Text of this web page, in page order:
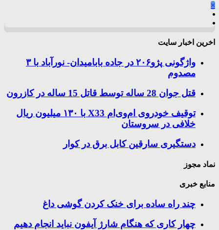
×
اخرین اخبار سایت
واژگونی پژو۲۰۶ در جاده بابامیدان- نورآباد با ۳
مصدوم
قتل جوان 28 ساله توسط قاتل 15 ساله در کازرون
توقیف خودروی ام‌وی‌ام X33 با ۱۳۰ میلیون ریال
خلافی در سروستان
دستگیری سارقین کابل برق در کوار
نماد مجوز
منابع خبری
چند راه‌ ساده برای خنک کردن گوشی داغ
چهار کاری که هنگام شارژ آیفون نباید انجام دهیم